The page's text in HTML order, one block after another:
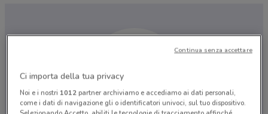
Ci importa della tua privacy
Noi e i nostri 1012partner archiviamo e accediamo ai dati personali,
come i dati di navigazione gli o identificatori univoci, sul tuo dispositivo.
Continua senza accettare